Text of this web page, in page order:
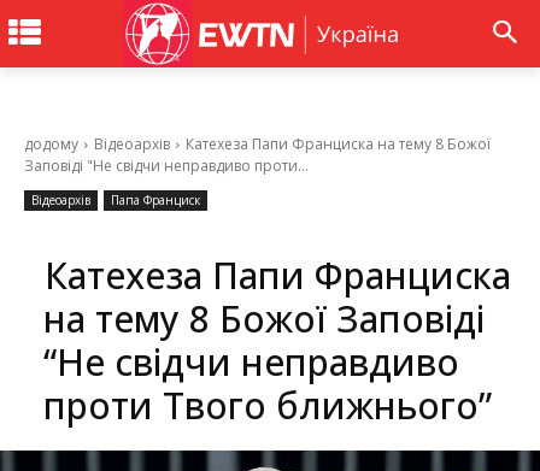
додому Відеоархів
Катехеза Папи Франциска на тему 8 Божої
Заповіді "Не свідчи неправдиво проти...
Відеоархів Папа Франциск
Катехеза Папи Франциска
на тему 8 Божої Заповіді
“Не свідчи неправдиво
проти Твого ближнього”